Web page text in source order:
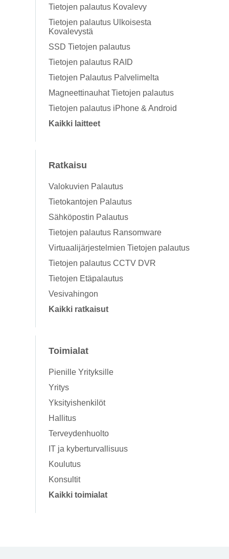
Tietojen palautus Kovalevy
Tietojen palautus Ulkoisesta
Kovalevystä
SSD Tietojen palautus
Tietojen palautus RAID
Tietojen Palautus Palvelimelta
Magneettinauhat Tietojen palautus
Tietojen palautus iPhone & Android
Kaikki laitteet
Ratkaisu
Valokuvien Palautus
Tietokantojen Palautus
Sähköpostin Palautus
Tietojen palautus Ransomware
Virtuaalijärjestelmien Tietojen palautus
Tietojen palautus CCTV DVR
Tietojen Etäpalautus
Vesivahingon
Kaikki ratkaisut
Toimialat
Pienille Yrityksille
Yritys
Yksityishenkilöt
Hallitus
Terveydenhuolto
IT ja kyberturvallisuus
Koulutus
Konsultit
Kaikki toimialat